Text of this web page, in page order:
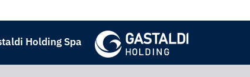
Holding Spa